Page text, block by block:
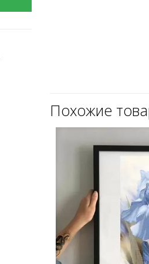
Похожие